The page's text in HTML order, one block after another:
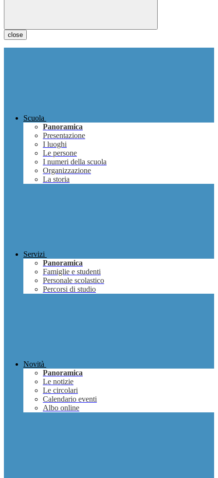
close
Scuola
Panoramica
Presentazione
I luoghi
Le persone
I numeri della scuola
Organizzazione
La storia
Servizi
Panoramica
Famiglie e studenti
Personale scolastico
Percorsi di studio
Novità
Panoramica
Le notizie
Le circolari
Calendario eventi
Albo online